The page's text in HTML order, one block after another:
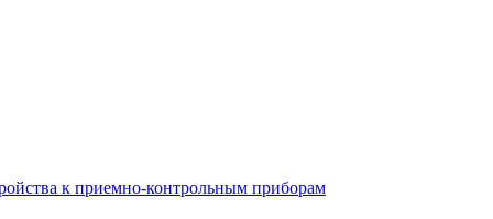
к приемно-контрольным приборам